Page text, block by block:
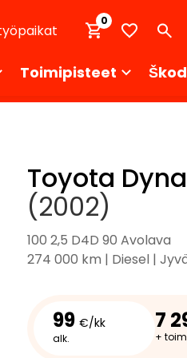
0
Toimipisteet
Toyota Dyna
(2002)
100 2,5 D4D 90 Avolava
274 000 km | Diesel |
99 €/kk
alk.
7
+